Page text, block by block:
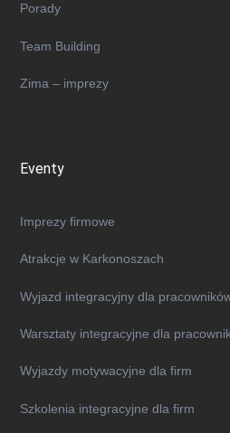
Porady
Team Building
Zima – imprezy
Eventy
Imprezy firmowe
Atrakcje w Karkonoszach
Wyjazd integracyjny dla
​​Warsztaty integracyjne dla
Wyjazdy motywacyjne dla firm
Szkolenia integracyjne dla firm